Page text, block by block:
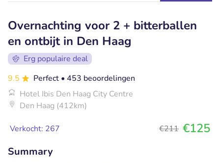
Overnachting voor 2 + bitterballen
en ontbijt in Den Haag
Erg populaire deal
9.5
Perfect • 453 beoordelingen
Hotel Ibis Den Haag City Centre
Den Haag (412km)
Verkocht: 267 €211 €125
Summary